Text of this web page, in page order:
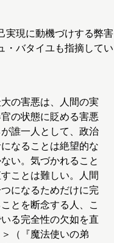
現に動機づけする弊害
・バタイユも指摘してい
の害悪は、人間の実
の状態に貶める害悪
誰一人として、政治
なることは絶望的な
い。気づかれること
ことは難しい。人間
になるためだけに完
とを断念する人、こ
る完全性の欠如を直
（『魔法使いの弟